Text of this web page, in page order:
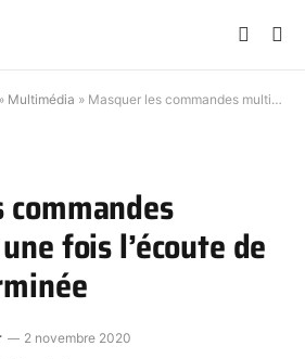
» Multimédia » Masquer les commandes multimédia une fois l’écoute de musique terminée
fois l’écoute de
2 novembre 2020